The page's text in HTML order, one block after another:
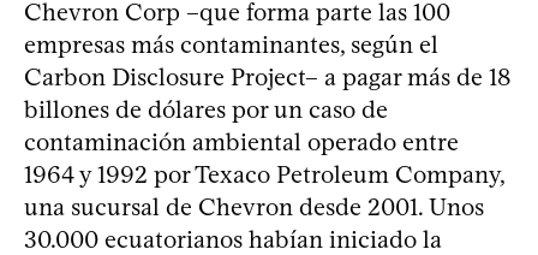
Chevron Corp –que forma parte las 100
empresas más contaminantes, según el
Carbon Disclosure Project– a pagar más de 18
billones de dólares por un caso de
contaminación ambiental operado entre
1964 y 1992 por Texaco Petroleum Company,
una sucursal de Chevron desde 2001. Unos
30.000 ecuatorianos habían iniciado la